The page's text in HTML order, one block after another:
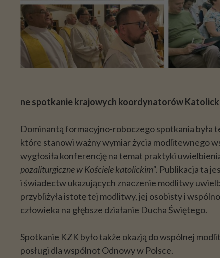
ne spotkanie krajowych koordynatorów
Dominantą formacyjno-roboczego spotkania
które stanowi ważny wymiar życia modlitewnego
wygłosiła konferencję na temat praktyki
pozaliturgiczne w Kościele katolickim”. Publikacja ta
i świadectw ukazujących znaczenie modlitwy
przybliżyła istotę tej modlitwy, jej osobisty i
człowieka na głębsze działanie Ducha Świętego.
Spotkanie KZK było także okazją do wspólnej
posługi dla wspólnot Odnowy w Polsce.